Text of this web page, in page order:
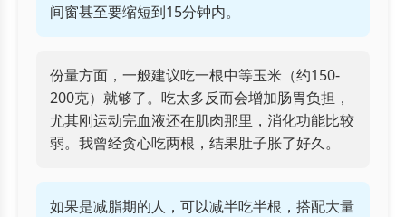
间窗甚至要缩短到15分钟内。
份量方面，一般建议吃一根中等玉米（约150-
200克）就够了。吃太多反而会增加肠胃负担，
尤其刚运动完血液还在肌肉那里，消化功能比较
弱。我曾经贪心吃两根，结果肚子胀了好久。
如果是减脂期的人，可以减半吃半根，搭配大量